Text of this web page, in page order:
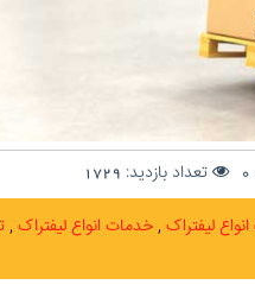
0 تعداد بازدید: 1729
لیفتراک خدمات انواع لیفتراک